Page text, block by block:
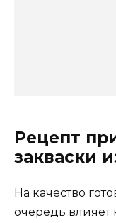
Рецепт
закваски
На качество
очередь влияет